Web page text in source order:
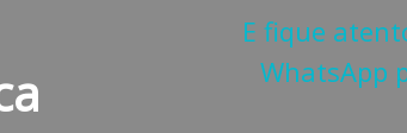
E fique
WhatsApp